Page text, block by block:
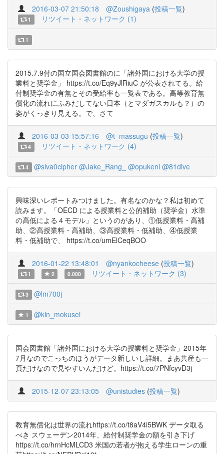
2016-03-07 21:50:18 @Zoushigaya (投稿一覧)
1 リツイート・ネットワーク (1)
1
2015.7.9付の国立国会図書館のに「諸外国における大学の授
業料と奨学金」 https://t.co/Eq9yJlRiuC が公表されてる。給
付制奨学金の有無とその受給率も一覧表である。高等教育無
償化の流れにふみだしてない日本（とマダガスカルも？）の
姿がくっきり見える。で、さて
2016-03-03 15:57:16 @t_massugu (投稿一覧)
4 リツイート・ネットワーク (4)
4 @siva0cipher @Jake_Rang_ @opukeni @81dive
興味深いレポートみつけました。有名なのかな？私は初めて
読みます。「OECD による授業料と公的補助（奨学金）水準
の高低による４モデル」というのがあり、①低授業料・高補
助、②高授業料・高補助、③高授業料・低補助、④低授業
料・低補助で、 https://t.co/umElCeqBOO
2016-01-22 13:48:01 @nyankocheese (投稿一覧)
1 2 0.000 リツイート・ネットワーク (3)
3 @lm700j
1 @kin_mokusei
国会図書館「諸外国における大学の授業料と奨学金」2015年
7月なのでこっちのほうがデータ新しいし詳細。まあ共産も一
頁だけなので見やすいんだけど。https://t.co/7PNfcyvD3j
2015-12-07 23:13:05 @unistudies (投稿一覧)
教育無償化は世界の流れhttps://t.co/t8aV4i5BWK データ取る
べき スウェーデン2014年、給付制奨学金の額を引き下げ
https://t.co/hrnHcMLCD3 米国の若者が抱える学生ローンの重